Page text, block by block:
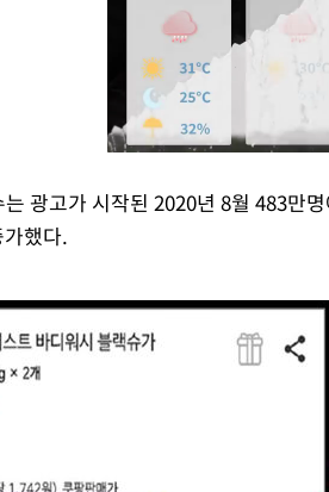
광고가 시작된 2020년 8월 483만
했다.